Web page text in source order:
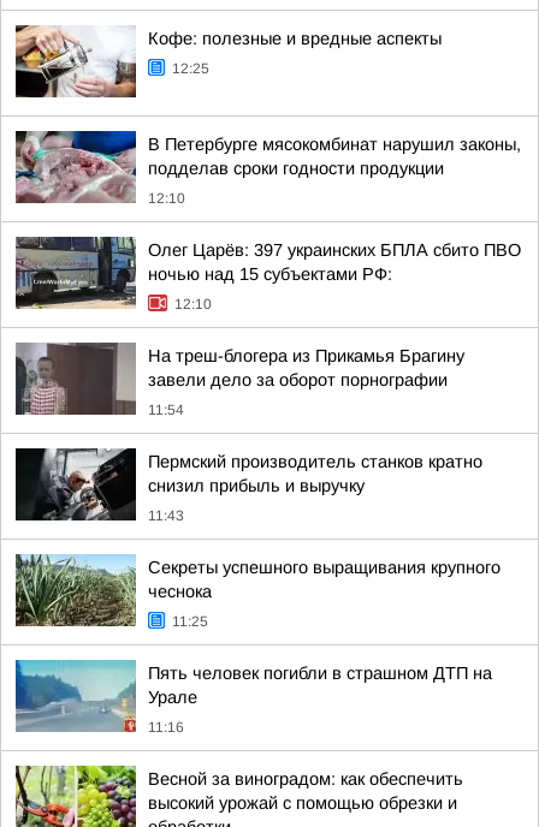
Кофе: полезные и вредные аспекты
12:25
В Петербурге мясокомбинат нарушил законы,
подделав сроки годности продукции
12:10
Олег Царёв: 397 украинских БПЛА сбито ПВО
ночью над 15 субъектами РФ:
12:10
На треш-блогера из Прикамья Брагину
завели дело за оборот порнографии
11:54
Пермский производитель станков кратно
снизил прибыль и выручку
11:43
Секреты успешного выращивания крупного
чеснока
11:25
Пять человек погибли в страшном ДТП на
Урале
11:16
Весной за виноградом: как обеспечить
высокий урожай с помощью обрезки и